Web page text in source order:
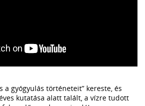
a gyógyulás történeteit” kereste, és
kutatása alatt talált, a vízre tudott